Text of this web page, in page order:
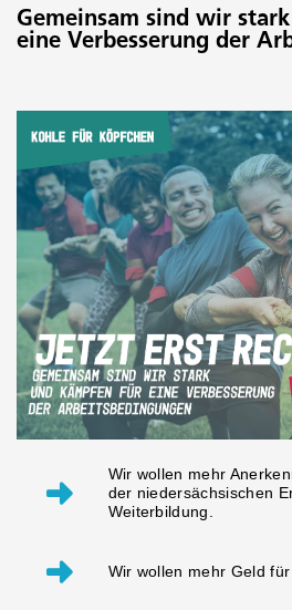
Gemeinsam sind wir
eine Verbesserung der
Wir wollen mehr
der niedersächsischen
Weiterbildung.
Wir wollen mehr Geld